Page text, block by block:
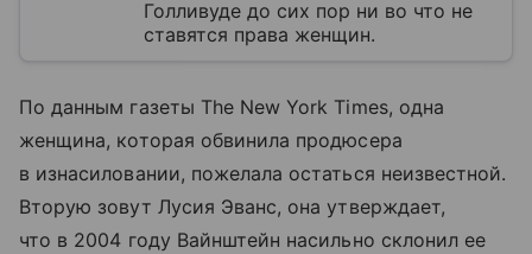
Голливуде до сих пор ни во что не
ставятся права женщин.
По данным газеты The New York Times, одна
женщина, которая обвинила продюсера
в изнасиловании, пожелала остаться неизвестной.
Вторую зовут Лусия Эванс, она утверждает,
что в 2004 году Вайнштейн насильно склонил ее